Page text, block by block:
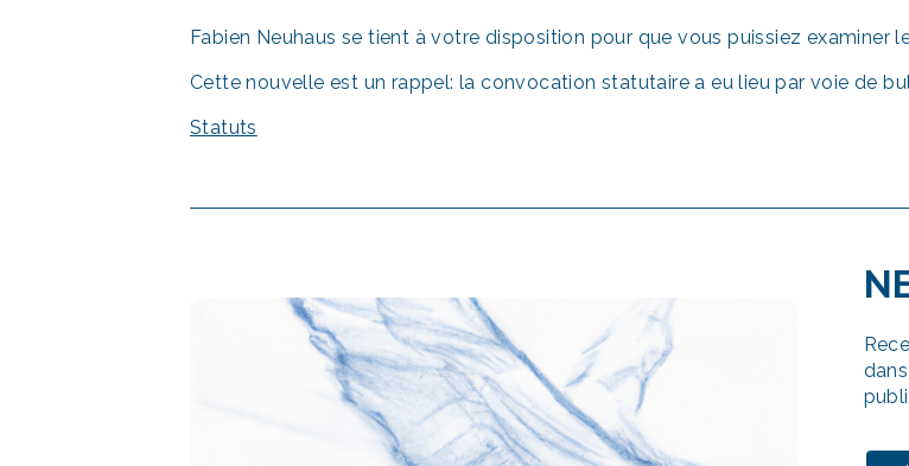
Fabien Neuhaus se tient à votre disposition pour que vous puissiez examiner
Cette nouvelle est un rappel: la convocation statutaire a eu lieu par voie de
Statuts